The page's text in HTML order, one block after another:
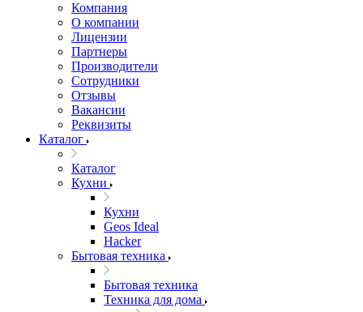
Компания
О компании
Лицензии
Партнеры
Производители
Сотрудники
Отзывы
Вакансии
Реквизиты
Каталог
Каталог
Кухни
Кухни
Geos Ideal
Hacker
Бытовая техника
Бытовая техника
Техника для дома